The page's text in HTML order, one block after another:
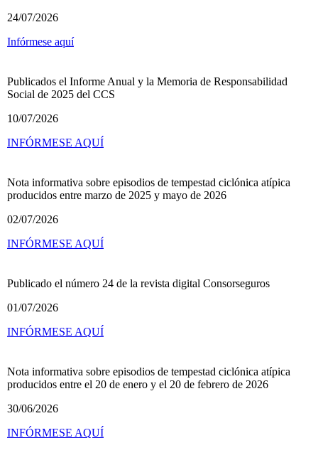
24/07/2026
Infórmese aquí
Publicados el Informe Anual y la Memoria de Responsabilidad
Social de 2025 del CCS
10/07/2026
INFÓRMESE AQUÍ
Nota informativa sobre episodios de tempestad ciclónica atípica
producidos entre marzo de 2025 y mayo de 2026
02/07/2026
INFÓRMESE AQUÍ
Publicado el número 24 de la revista digital Consorseguros
01/07/2026
INFÓRMESE AQUÍ
Nota informativa sobre episodios de tempestad ciclónica atípica
producidos entre el 20 de enero y el 20 de febrero de 2026
30/06/2026
INFÓRMESE AQUÍ